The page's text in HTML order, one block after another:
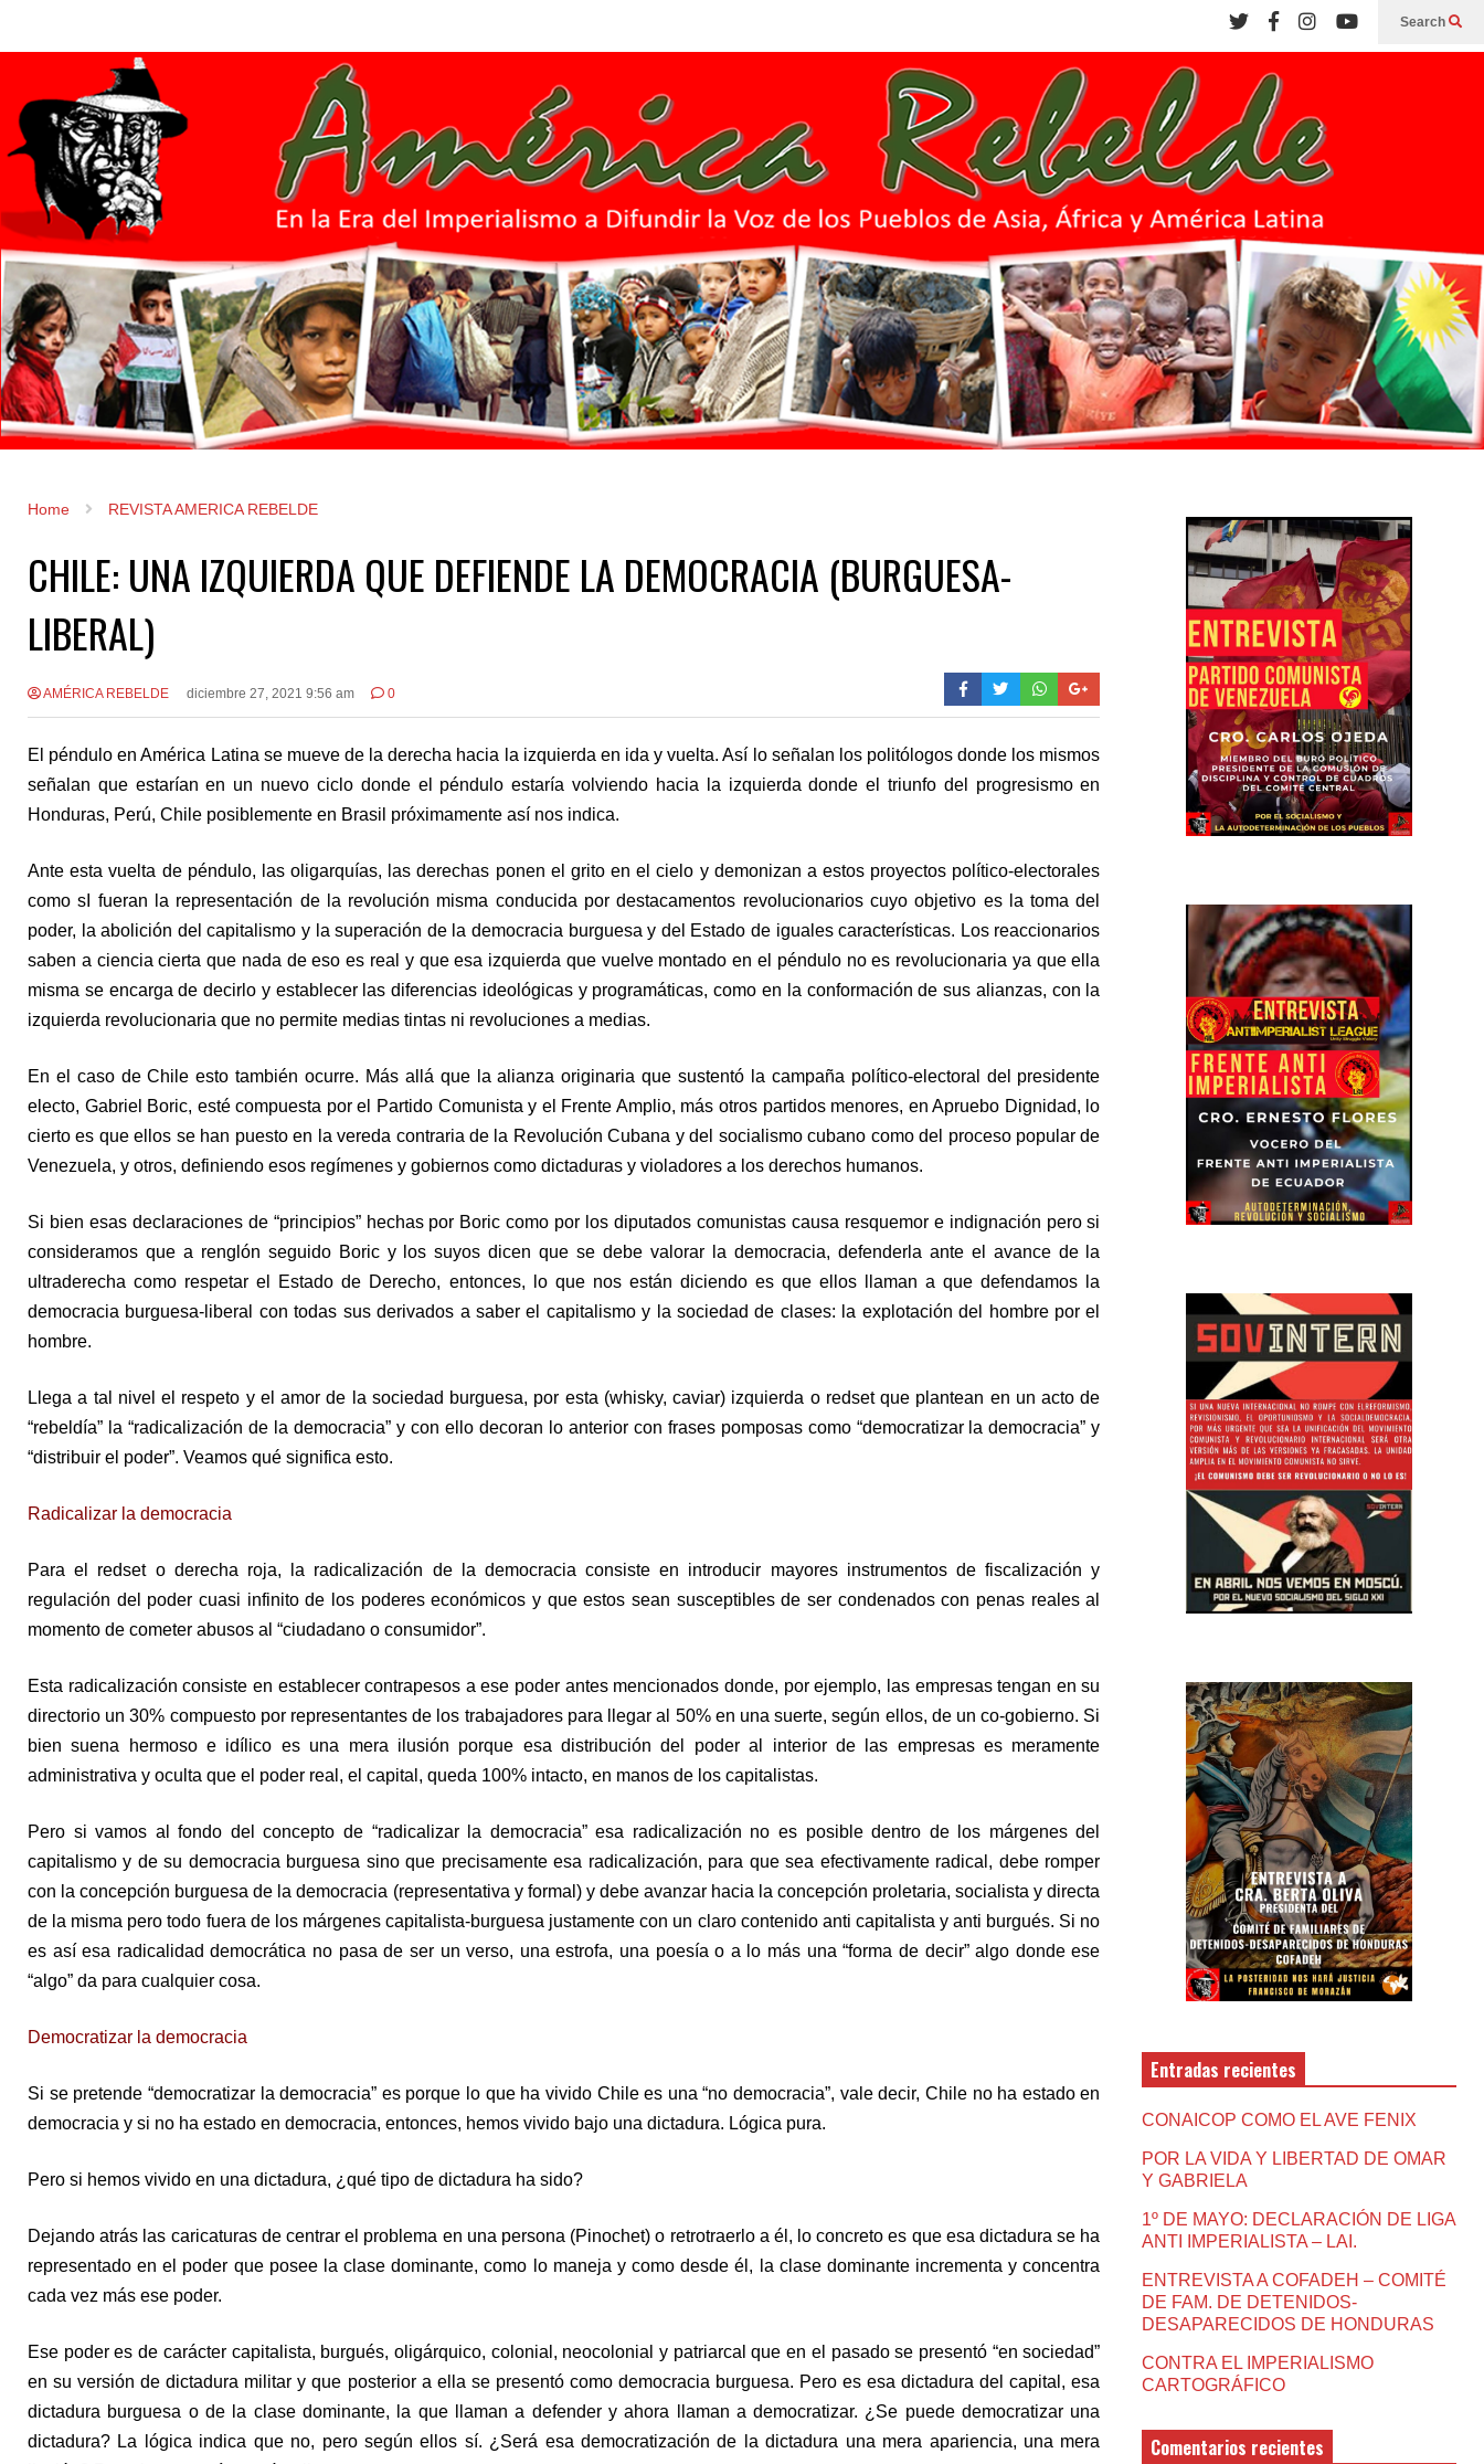
Search
Home REVISTA AMERICA REBELDE
CHILE: UNA IZQUIERDA QUE DEFIENDE LA DEMOCRACIA (BURGUESA-
LIBERAL)
AMÉRICA REBELDE diciembre 27, 2021 9:56 am 0
El péndulo en América Latina se mueve de la derecha hacia la izquierda en ida y vuelta. Así lo señalan los politólogos donde los mismos
señalan que estarían en un nuevo ciclo donde el péndulo estaría volviendo hacia la izquierda donde el triunfo del progresismo en
Honduras, Perú, Chile posiblemente en Brasil próximamente así nos indica.
Ante esta vuelta de péndulo, las oligarquías, las derechas ponen el grito en el cielo y demonizan a estos proyectos político-electorales
como sI fueran la representación de la revolución misma conducida por destacamentos revolucionarios cuyo objetivo es la toma del
poder, la abolición del capitalismo y la superación de la democracia burguesa y del Estado de iguales características. Los reaccionarios
saben a ciencia cierta que nada de eso es real y que esa izquierda que vuelve montado en el péndulo no es revolucionaria ya que ella
misma se encarga de decirlo y establecer las diferencias ideológicas y programáticas, como en la conformación de sus alianzas, con la
izquierda revolucionaria que no permite medias tintas ni revoluciones a medias.
En el caso de Chile esto también ocurre. Más allá que la alianza originaria que sustentó la campaña político-electoral del presidente
electo, Gabriel Boric, esté compuesta por el Partido Comunista y el Frente Amplio, más otros partidos menores, en Apruebo Dignidad, lo
cierto es que ellos se han puesto en la vereda contraria de la Revolución Cubana y del socialismo cubano como del proceso popular de
Venezuela, y otros, definiendo esos regímenes y gobiernos como dictaduras y violadores a los derechos humanos.
Si bien esas declaraciones de “principios” hechas por Boric como por los diputados comunistas causa resquemor e indignación pero si
consideramos que a renglón seguido Boric y los suyos dicen que se debe valorar la democracia, defenderla ante el avance de la
ultraderecha como respetar el Estado de Derecho, entonces, lo que nos están diciendo es que ellos llaman a que defendamos la
democracia burguesa-liberal con todas sus derivados a saber el capitalismo y la sociedad de clases: la explotación del hombre por el
hombre.
Llega a tal nivel el respeto y el amor de la sociedad burguesa, por esta (whisky, caviar) izquierda o redset que plantean en un acto de
“rebeldía” la “radicalización de la democracia” y con ello decoran lo anterior con frases pomposas como “democratizar la democracia” y
“distribuir el poder”. Veamos qué significa esto.
Radicalizar la democracia
Para el redset o derecha roja, la radicalización de la democracia consiste en introducir mayores instrumentos de fiscalización y
regulación del poder cuasi infinito de los poderes económicos y que estos sean susceptibles de ser condenados con penas reales al
momento de cometer abusos al “ciudadano o consumidor”.
Esta radicalización consiste en establecer contrapesos a ese poder antes mencionados donde, por ejemplo, las empresas tengan en su
directorio un 30% compuesto por representantes de los trabajadores para llegar al 50% en una suerte, según ellos, de un co-gobierno. Si
bien suena hermoso e idílico es una mera ilusión porque esa distribución del poder al interior de las empresas es meramente
administrativa y oculta que el poder real, el capital, queda 100% intacto, en manos de los capitalistas.
Pero si vamos al fondo del concepto de “radicalizar la democracia” esa radicalización no es posible dentro de los márgenes del
capitalismo y de su democracia burguesa sino que precisamente esa radicalización, para que sea efectivamente radical, debe romper
con la concepción burguesa de la democracia (representativa y formal) y debe avanzar hacia la concepción proletaria, socialista y directa
de la misma pero todo fuera de los márgenes capitalista-burguesa justamente con un claro contenido anti capitalista y anti burgués. Si no
es así esa radicalidad democrática no pasa de ser un verso, una estrofa, una poesía o a lo más una “forma de decir” algo donde ese
“algo” da para cualquier cosa.
Democratizar la democracia
Si se pretende “democratizar la democracia” es porque lo que ha vivido Chile es una “no democracia”, vale decir, Chile no ha estado en
democracia y si no ha estado en democracia, entonces, hemos vivido bajo una dictadura. Lógica pura.
Pero si hemos vivido en una dictadura, ¿qué tipo de dictadura ha sido?
Dejando atrás las caricaturas de centrar el problema en una persona (Pinochet) o retrotraerlo a él, lo concreto es que esa dictadura se ha
representado en el poder que posee la clase dominante, como lo maneja y como desde él, la clase dominante incrementa y concentra
cada vez más ese poder.
Ese poder es de carácter capitalista, burgués, oligárquico, colonial, neocolonial y patriarcal que en el pasado se presentó “en sociedad”
en su versión de dictadura militar y que posterior a ella se presentó como democracia burguesa. Pero es esa dictadura del capital, esa
dictadura burguesa o de la clase dominante, la que llaman a defender y ahora llaman a democratizar. ¿Se puede democratizar una
dictadura? La lógica indica que no, pero según ellos sí. ¿Será esa democratización de la dictadura una mera apariencia, una mera
Entradas recientes
CONAICOP COMO EL AVE FENIX
POR LA VIDA Y LIBERTAD DE OMAR
Y GABRIELA
1º DE MAYO: DECLARACIÓN DE LIGA
ANTI IMPERIALISTA – LAI.
ENTREVISTA A COFADEH – COMITÉ
DE FAM. DE DETENIDOS-
DESAPARECIDOS DE HONDURAS
CONTRA EL IMPERIALISMO
CARTOGRÁFICO
Comentarios recientes